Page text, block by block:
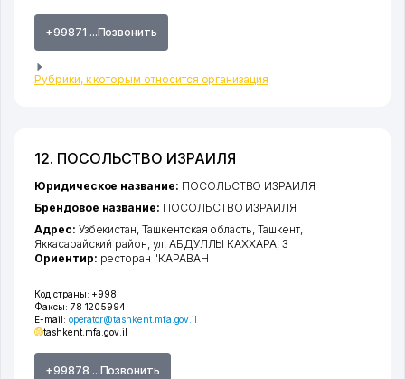
+99871 ...Позвонить
Рубрики, к которым относится организация
12. ПОСОЛЬСТВО ИЗРАИЛЯ
Код страны: +998
Факсы: 78 1205994
E-mail: operator@tashkent.mfa.gov.il
tashkent.mfa.gov.il
+99878 ...Позвонить
Юридическое название: ПОСОЛЬСТВО ИЗРАИЛЯ
Брендовое название: ПОСОЛЬСТВО ИЗРАИЛЯ
Адрес: Узбекистан,Ташкентская область,Ташкент,
Яккасарайский район, ул. АБДУЛЛЫ КАХХАРА, 3
Ориентир: ресторан "КАРАВАН